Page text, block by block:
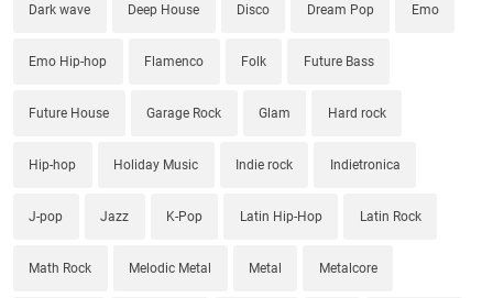
Dark wave Deep House Disco Dream Pop Emo
Emo Hip-hop Flamenco Folk Future Bass
Future House Garage Rock Glam Hard rock
Hip-hop Holiday Music Indie rock Indietronica
J-pop Jazz K-Pop Latin Hip-Hop Latin Rock
Math Rock Melodic Metal Metal Metalcore